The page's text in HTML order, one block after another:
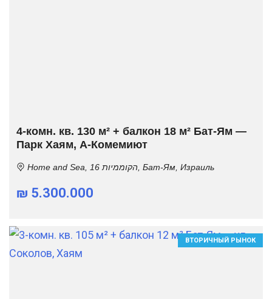
4-комн. кв. 130 м² + балкон 18 м² Бат-Ям —
Парк Хаям, А-Комемиют
Home and Sea, הקוממיות 16, Бат-Ям, Израиль
₪ 5.300.000
ВТОРИЧНЫЙ РЫНОК